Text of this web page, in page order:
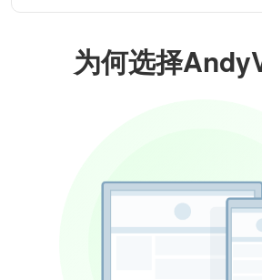
为何选择